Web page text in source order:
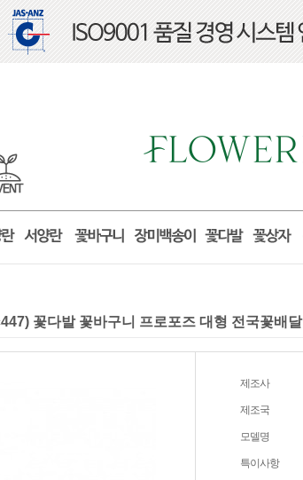
꽃다발 꽃바구니 프로포즈 대형 전국꽃배달
제조사
제조국
모델명
특이사항